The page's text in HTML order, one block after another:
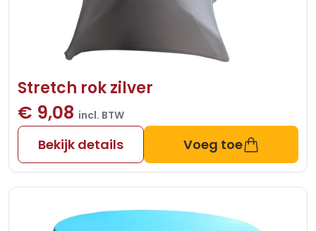
Stretch rok zilver
€ 9,08 incl. BTW
Bekijk details Voeg toe